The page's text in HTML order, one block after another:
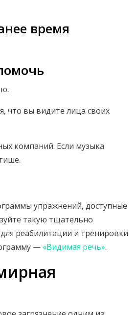
время
что вы видите лица своих
компаний. Если музыка
упражнений, доступные
такую тщательно
реабилитации и тренировки
— «Видимая речь».